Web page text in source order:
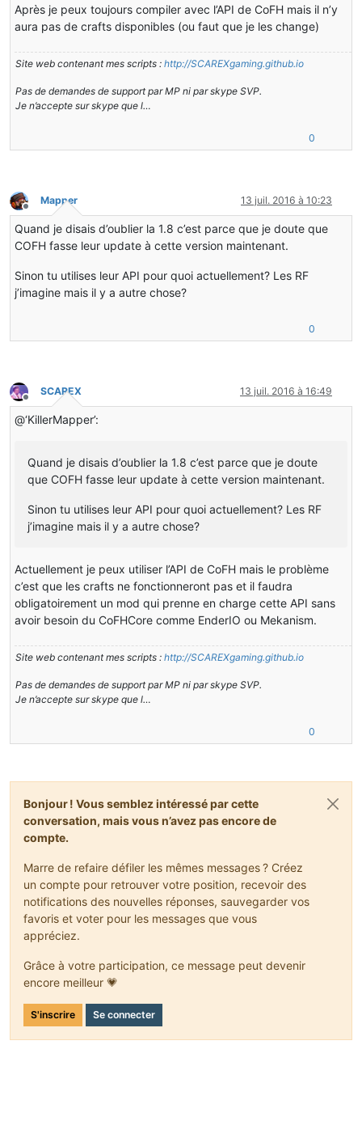
Après je peux toujours compiler avec l’API de CoFH mais il n’y
aura pas de crafts disponibles (ou faut que je les change)
Site web contenant mes scripts : http://SCAREXgaming.github.io
Pas de demandes de support par MP ni par skype SVP.
Je n’accepte sur skype que l…
0
Hors-ligne
Mapper 13 juil. 2016 à 10:23
Quand je disais d’oublier la 1.8 c’est parce que je doute que
COFH fasse leur update à cette version maintenant.
Sinon tu utilises leur API pour quoi actuellement? Les RF
j’imagine mais il y a autre chose?
0
Hors-ligne
SCAREX 13 juil. 2016 à 16:49
@‘KillerMapper’:
Quand je disais d’oublier la 1.8 c’est parce que je doute
que COFH fasse leur update à cette version maintenant.
Sinon tu utilises leur API pour quoi actuellement? Les RF
j’imagine mais il y a autre chose?
Actuellement je peux utiliser l’API de CoFH mais le problème
c’est que les crafts ne fonctionneront pas et il faudra
obligatoirement un mod qui prenne en charge cette API sans
avoir besoin du CoFHCore comme EnderIO ou Mekanism.
Site web contenant mes scripts : http://SCAREXgaming.github.io
Pas de demandes de support par MP ni par skype SVP.
Je n’accepte sur skype que l…
0
Bonjour ! Vous semblez intéressé par cette
conversation, mais vous n’avez pas encore de
compte.
Marre de refaire défiler les mêmes messages ? Créez
un compte pour retrouver votre position, recevoir des
notifications des nouvelles réponses, sauvegarder vos
favoris et voter pour les messages que vous
appréciez.
Grâce à votre participation, ce message peut devenir
encore meilleur 💗
S'inscrire Se connecter